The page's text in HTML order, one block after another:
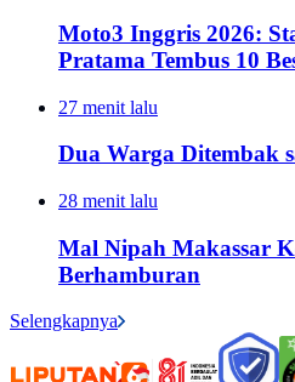
Moto3 Inggris 2026:
Pratama Tembus 10
27 menit lalu
Dua Warga Ditembak
28 menit lalu
Mal Nipah Makassar
Berhamburan
Selengkapnya